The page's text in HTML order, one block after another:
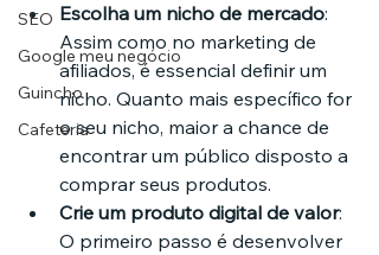
SEO
Google meu negócio
Guincho
Cafeteria
Escolha um nicho de mercado:
Assim como no marketing de
afiliados, é essencial definir um
nicho. Quanto mais específico for
o seu nicho, maior a chance de
encontrar um público disposto a
comprar seus produtos.
Crie um produto digital de valor:
O primeiro passo é desenvolver